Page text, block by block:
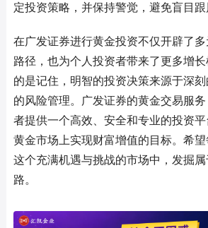
定投资策略，并保持警觉，避免盲目跟
在广发证券进行黄金投资不仅开辟了
路径，也为个人投资者带来了更多增
的是记住，明智的投资决策来源于深
的风险管理。广发证券的黄金交易服
者提供一个高效、安全和专业的投资
黄金市场上实现财富增值的目标。希
这个充满机遇与挑战的市场中，发掘
路。